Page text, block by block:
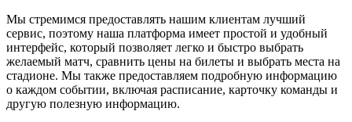
Мы стремимся предоставлять нашим клиентам лучший
сервис, поэтому наша платформа имеет простой и удобный
интерфейс, который позволяет легко и быстро выбрать
желаемый матч, сравнить цены на билеты и выбрать места на
стадионе. Мы также предоставляем подробную информацию
о каждом событии, включая расписание, карточку команды и
другую полезную информацию.